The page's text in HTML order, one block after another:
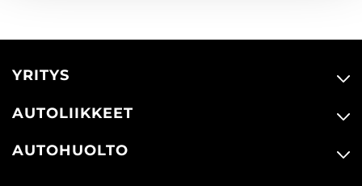
YRITYS
AUTOLIIKKEET
AUTOHUOLTO